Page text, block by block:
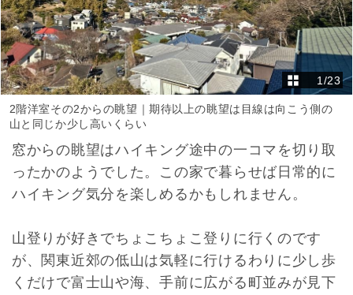
1 /23
2階洋室その2からの眺望｜期待以上の眺望は目線は向こう側の
山と同じか少し高いくらい
窓からの眺望はハイキング途中の一コマを切り取
ったかのようでした。この家で暮らせば日常的に
ハイキング気分を楽しめるかもしれません。
山登りが好きでちょこちょこ登りに行くのです
が、関東近郊の低山は気軽に行けるわりに少し歩
くだけで富士山や海、手前に広がる町並みが見下